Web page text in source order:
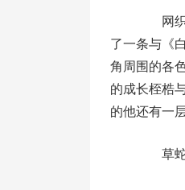
网织
了一条与《
角周围的各
的成长桎梏
的他还有一
草蛇